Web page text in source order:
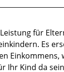
für
Es
Einkommens,
Ihr Kind da